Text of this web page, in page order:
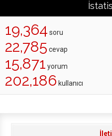
19,364 soru
22,785 cevap
15,871 yorum
202,186 kullanıcı